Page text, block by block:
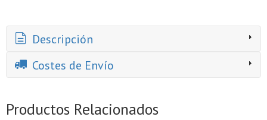
Descripción
Costes de Envío
Productos Relacionados